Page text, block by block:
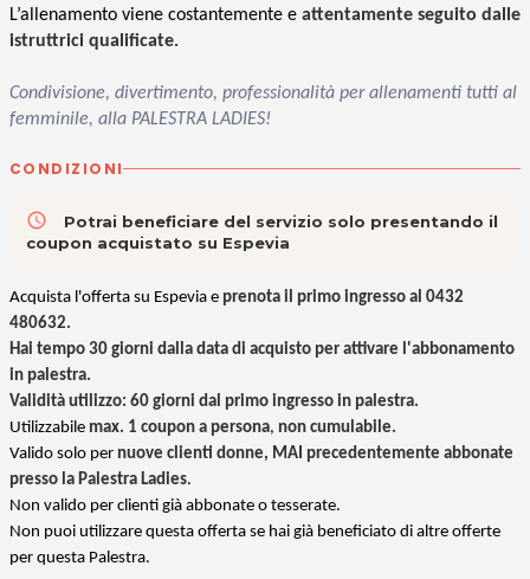
L’allenamento viene costantemente e attentamente seguito dalle
istruttrici qualificate.
Condivisione, divertimento, professionalità per allenamenti tutti al
femminile, alla PALESTRA LADIES!
CONDIZIONI
access_time
Potrai beneficiare del servizio solo presentando il
coupon acquistato su Espevia
Acquista l'offerta su Espevia e prenota il primo ingresso al 0432
480632.
Hai tempo 30 giorni dalla data di acquisto per attivare l'abbonamento
in palestra.
Validità utilizzo: 60 giorni dal primo ingresso in palestra.
Utilizzabile max. 1 coupon a persona, non cumulabile.
Valido solo per nuove clienti donne, MAI precedentemente abbonate
presso la Palestra Ladies.
Non valido per clienti già abbonate o tesserate.
Non puoi utilizzare questa offerta se hai già beneficiato di altre offerte
per questa Palestra.